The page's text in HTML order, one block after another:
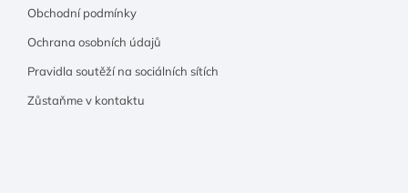
Obchodní podmínky
Ochrana osobních údajů
Pravidla soutěží na sociálních sítích
Zůstaňme v kontaktu